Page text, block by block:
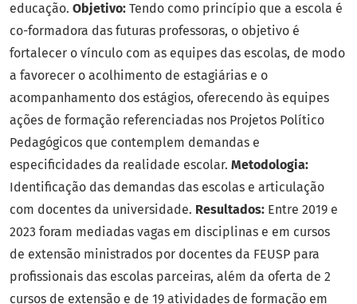
educação. Objetivo: Tendo como princípio que a escola é
co-formadora das futuras professoras, o objetivo é
fortalecer o vínculo com as equipes das escolas, de modo
a favorecer o acolhimento de estagiárias e o
acompanhamento dos estágios, oferecendo às equipes
ações de formação referenciadas nos Projetos Político
Pedagógicos que contemplem demandas e
especificidades da realidade escolar. Metodologia:
Identificação das demandas das escolas e articulação
com docentes da universidade. Resultados: Entre 2019 e
2023 foram mediadas vagas em disciplinas e em cursos
de extensão ministrados por docentes da FEUSP para
profissionais das escolas parceiras, além da oferta de 2
cursos de extensão e de 19 atividades de formação em